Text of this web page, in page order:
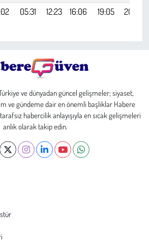
05:31 12:23 16:06 19:05 20:28
ve dünyadan güncel gelişmeler; siyaset,
ve gündeme dair en önemli başlıklar Habere
tarafsız habercilik anlayışıyla en sıcak gelişmeleri
anlık olarak takip edin.